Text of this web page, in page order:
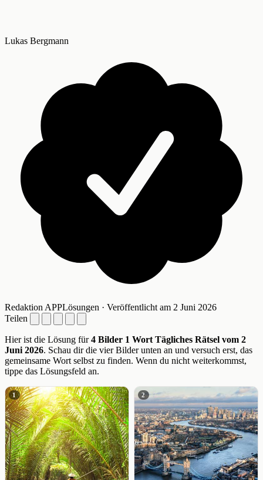
Lukas Bergmann
Redaktion APPLösungen · Veröffentlicht am 2 Juni 2026
Teilen
Hier ist die Lösung für4 Bilder 1 Wort Tägliches Rätsel vom 2
Juni 2026. Schau dir die vier Bilder unten an und versuch erst, das
gemeinsame Wort selbst zu finden. Wenn du nicht weiterkommst,
tippe das Lösungsfeld an.
1 2